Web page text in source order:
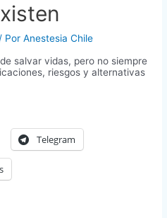
/ PorAnestesia Chile
salvar vidas, pero no siempre
riesgos y alternativas
Telegram